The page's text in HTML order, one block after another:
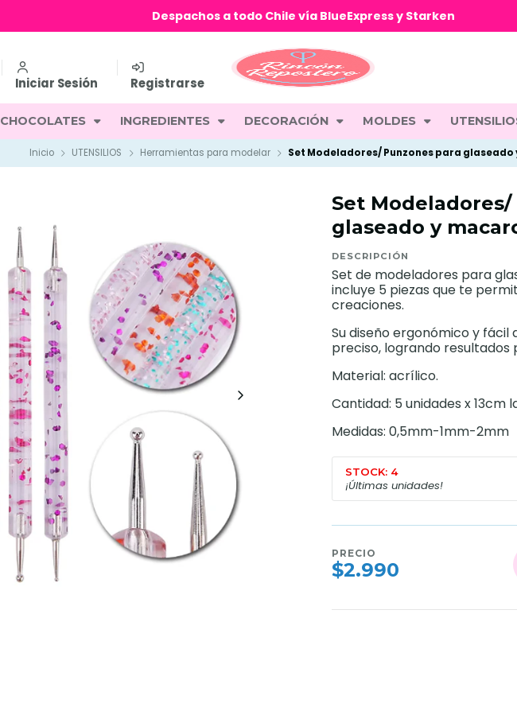
Iniciar Sesión Registrarse
CHOCOLATES INGREDIENTES DECORACIÓN MOLDES
Despachos a todo Chile vía BlueExpress y Starken
Inicio UTENSILIOS Herramientas para modelar Set Modeladores/ Punzones para glaseado
Set Modeladores/
glaseado y
DESCRIPCIÓN
Set de modeladores para
incluye 5 piezas que te
creaciones.
Su diseño ergonómico y
preciso, logrando resultados
Material: acrílico.
Cantidad: 5 unidades x 13cm
Medidas: 0,5mm-1mm-2mm
STOCK: 4
¡Últimas unidades!
PRECIO
$2.990